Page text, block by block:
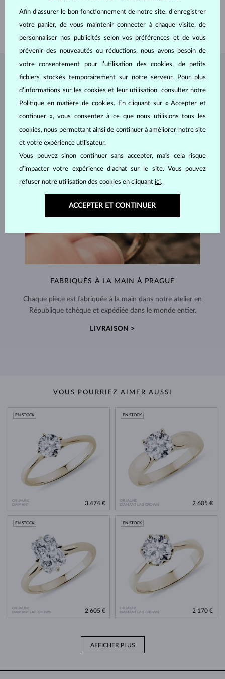
LARGEUR 2 mm
BIJOUX DEL'ATELIER KLENOTA
FABRIQUÉS À LA MAIN À PRAGUE
Chaque pièce est fabriquée à la main dans notre atelier en
République tchèque et expédiée dans le monde entier.
LIVRAISON >
VOUS POURRIEZ AIMER AUSSI
OR JAUNE
DIAMANT
EN STOCK
3 474 €
OR JAUNE
DIAMANT LAB GROWN
EN STOCK
2 605 €
OR JAUNE
DIAMANT LAB GROWN
EN STOCK
2 605 €
OR JAUNE
DIAMANT LAB GROWN
EN STOCK
2 170 €
AFFICHER PLUS
Afin d’assurer le bon fonctionnement de notre site, d’enregistrer
votre panier, de vous maintenir connecter à chaque visite, de
personnaliser nos publicités selon vos préférences et de vous
prévenir des nouveautés ou réductions, nous avons besoin de
votre consentement pour l’utilisation des cookies, de petits
fichiers stockés temporairement sur notre serveur. Pour plus
d’informations sur les cookies et leur utilisation, consultez notre
Politique en matière de cookies. En cliquant sur « Accepter et
continuer », vous consentez à ce que nous utilisions tous les
cookies, nous permettant ainsi de continuer à améliorer notre site
et votre expérience utilisateur.
Vous pouvez sinon continuer sans accepter, mais cela risque
d’impacter votre expérience d’achat sur le site. Vous pouvez
refuser notre utilisation des cookies en cliquant ici.
ACCEPTER ET CONTINUER